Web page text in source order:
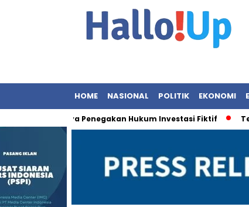
HOME NASIONAL POLITIK EKONOMI
Perkuat Upaya Penegakan Hukum Investasi Fiktif